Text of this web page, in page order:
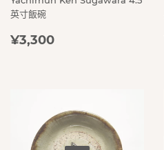
英寸飯碗
定
¥3,300